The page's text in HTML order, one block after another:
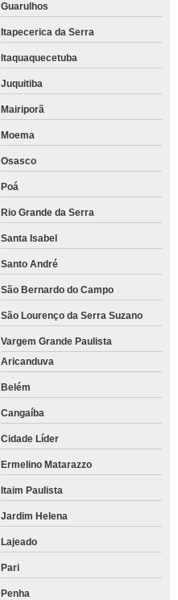
Guarulhos
Itapecerica da Serra
Itaquaquecetuba
Juquitiba
Mairiporã
Moema
Osasco
Poá
Rio Grande da Serra
Santa Isabel
Santo André
São Bernardo do Campo
São Lourenço da Serra Suzano
Vargem Grande Paulista
Aricanduva
Belém
Cangaíba
Cidade Líder
Ermelino Matarazzo
Itaim Paulista
Jardim Helena
Lajeado
Pari
Penha